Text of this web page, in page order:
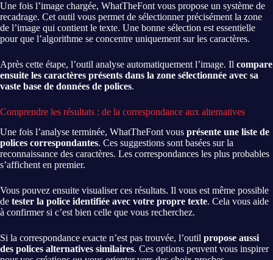
Une fois l’image chargée, WhatTheFont vous propose un système de
recadrage. Cet outil vous permet de sélectionner précisément la zone
de l’image qui contient le texte. Une bonne sélection est essentielle
pour que l’algorithme se concentre uniquement sur les caractères.
Après cette étape, l’outil analyse automatiquement l’image. Il compare
ensuite les caractères présents dans la zone sélectionnée avec sa
vaste base de données de polices.
Comprendre les résultats : de la correspondance aux alternatives
Une fois l’analyse terminée, WhatTheFont vous présente une liste de
polices correspondantes. Ces suggestions sont basées sur la
reconnaissance des caractères. Les correspondances les plus probables
s’affichent en premier.
Vous pouvez ensuite visualiser ces résultats. Il vous est même possible
de tester la police identifiée avec votre propre texte. Cela vous aide
à confirmer si c’est bien celle que vous recherchez.
Si la correspondance exacte n’est pas trouvée, l’outil propose aussi
des polices alternatives similaires. Ces options peuvent vous inspirer